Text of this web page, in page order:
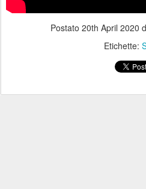
Postato 20th April 2020
Etichette: